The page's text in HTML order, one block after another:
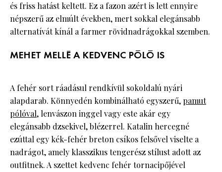
és friss hatást keltett. Ez a fazon azért is lett ennyire
népszerű az elmúlt években, mert sokkal elegánsabb
alternatívát kínál a farmer rövidnadrágokkal szemben.
MEHET MELLÉ A KEDVENC PÓLÓ IS
A fehér sort ráadásul rendkívül sokoldalú nyári
alapdarab. Könnyedén kombinálható egyszerű, pamut
pólóval, lenvászon inggel vagy este akár egy
elegánsabb dzsekivel, blézerrel. Katalin hercegné
ezúttal egy kék-fehér breton csíkos felsővel viselte a
nadrágot, amely klasszikus tengerész stílust adott az
outfitnek. A szettet kedvenc fehér tornacipőjével